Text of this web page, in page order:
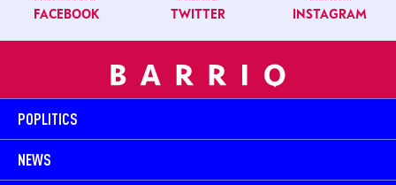
FACEBOOK TWITTER INSTAGRAM
POPLITICS
NEWS